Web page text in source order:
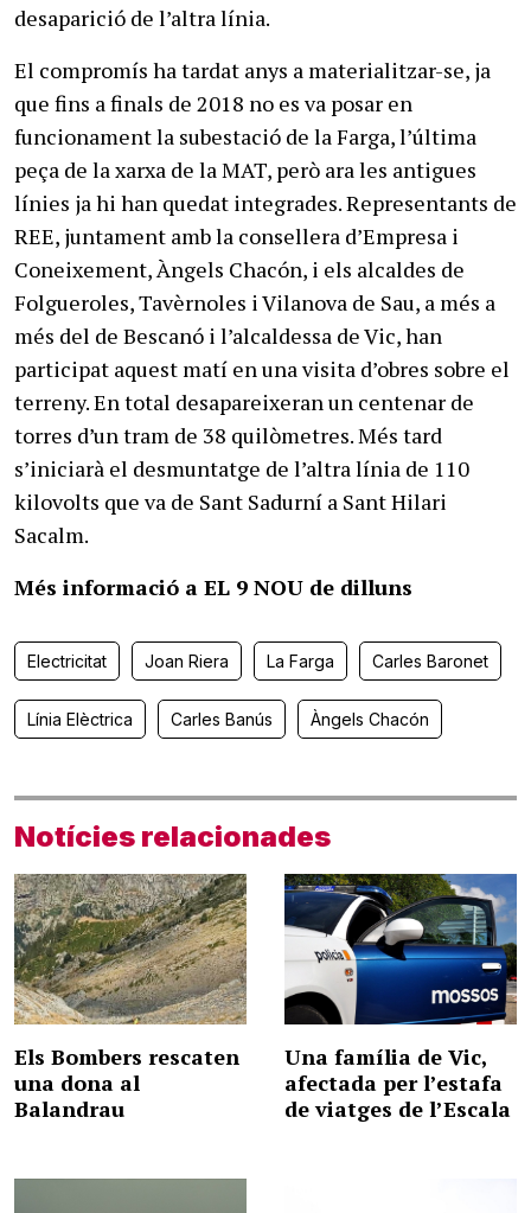
desaparició de l’altra línia.
El compromís ha tardat anys a materialitzar-se, ja
que fins a finals de 2018 no es va posar en
funcionament la subestació de la Farga, l’última
peça de la xarxa de la MAT, però ara les antigues
línies ja hi han quedat integrades. Representants de
REE, juntament amb la consellera d’Empresa i
Coneixement, Àngels Chacón, i els alcaldes de
Folgueroles, Tavèrnoles i Vilanova de Sau, a més a
més del de Bescanó i l’alcaldessa de Vic, han
participat aquest matí en una visita d’obres sobre el
terreny. En total desapareixeran un centenar de
torres d’un tram de 38 quilòmetres. Més tard
s’iniciarà el desmuntatge de l’altra línia de 110
kilovolts que va de Sant Sadurní a Sant Hilari
Sacalm.
Més informació a EL 9 NOU de dilluns
Electricitat Joan Riera La Farga Carles Baronet
Línia Elèctrica Carles Banús Àngels Chacón
Notícies relacionades
Els Bombers rescaten
una dona al
Balandrau
Una família de Vic,
afectada per l’estafa
de viatges de l’Escala